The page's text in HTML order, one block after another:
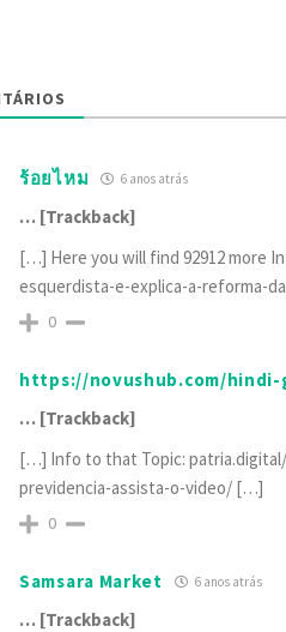
ร้อยไหม 6 anos atrás
… [Trackback]
[…] Here you will find 92912 more
esquerdista-e-explica-a-reforma-
0
https://novushub.com/hindi-
… [Trackback]
[…] Info to that Topic:
previdencia-assista-o-video/ […]
0
Samsara Market 6 anos atrás
… [Trackback]